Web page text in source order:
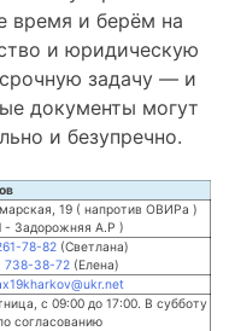
время и берём на
и юридическую
задачу — и
документы могут
и безупречно.
19 ( напротив ОВИРа )
- Задорожняя А.Р )
78-82 (Светлана)
738-38-72 (Елена)
с 09:00 до 17:00. В субботу
согласованию